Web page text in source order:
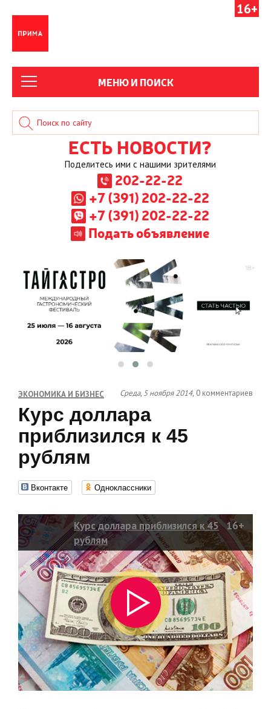
16+
МЕНЮ И ПОИСК
ЕСТЬ НОВОСТИ?
Поделитесь ими с нашими зрителями
202-22-22
+7 (391) 202-22-22
+7 (391) 202-22-22
Подать объявление
ЭКОНОМИКА И БИЗНЕС Среда, 5 ноября 2014, 0 комментариев
Курс доллара
приблизился к 45
рублям
Вконтакте Одноклассники
Курс доллара приблизился к 45
рублям
16+